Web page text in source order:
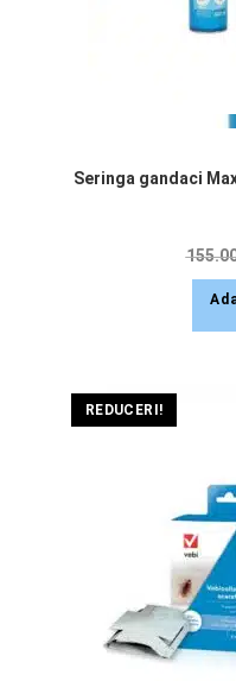
Seringa gandaci
REDUCERI!